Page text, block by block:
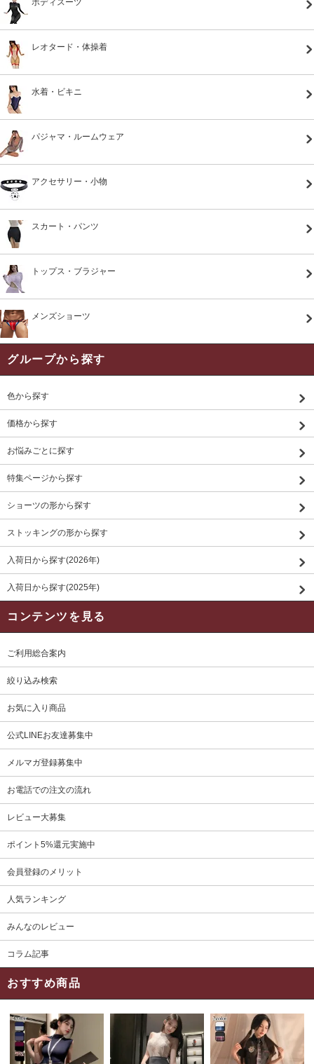
ボディスーツ
レオタード・体操着
水着・ビキニ
パジャマ・ルームウェア
アクセサリー・小物
スカート・パンツ
トップス・ブラジャー
メンズショーツ
グループから探す
色から探す
価格から探す
お悩みごとに探す
特集ページから探す
ショーツの形から探す
ストッキングの形から探す
入荷日から探す(2026年)
入荷日から探す(2025年)
コンテンツを見る
ご利用総合案内
絞り込み検索
お気に入り商品
公式LINEお友達募集中
メルマガ登録募集中
お電話での注文の流れ
レビュー大募集
ポイント5%還元実施中
会員登録のメリット
人気ランキング
みんなのレビュー
コラム記事
おすすめ商品